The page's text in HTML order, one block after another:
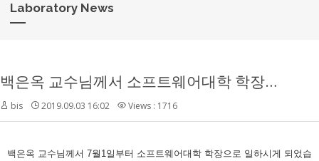
Laboratory News
백은옥 교수님께서 소프트웨어대학 학장에 취임하셨습니다!
bis 2019.09.03 16:02 Views : 1716
백은옥 교수님께서 7월1일부터 소프트웨어대학 학장으로 일하시게 되었습